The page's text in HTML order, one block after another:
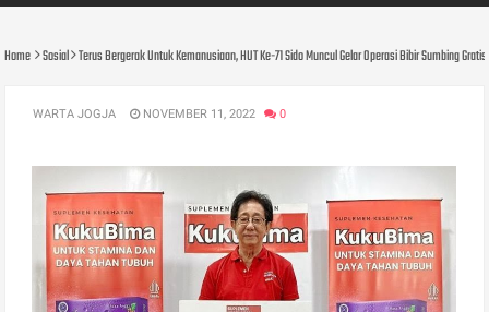
Home Sosial Terus Bergerak Untuk Kemanusiaan, HUT Ke-71 Sido Muncul Gelar Operasi Bibir Sumbing
WARTA JOGJA NOVEMBER 11, 2022 0